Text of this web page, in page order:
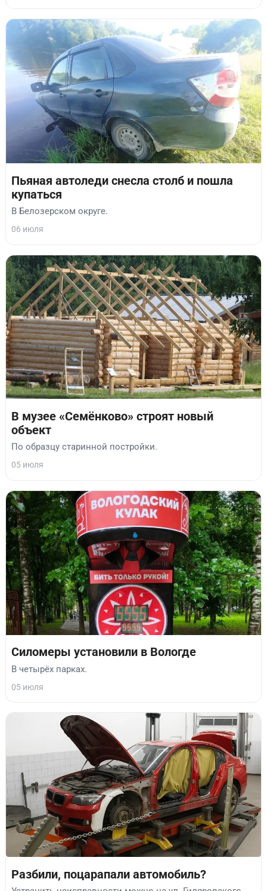
Пьяная автоледи снесла столб и пошла
купаться
В Белозерском округе.
06 июля
В музее «Семёнково» строят новый
объект
По образцу старинной постройки.
05 июля
Силомеры установили в Вологде
В четырёх парках.
05 июля
Разбили, поцарапали автомобиль?